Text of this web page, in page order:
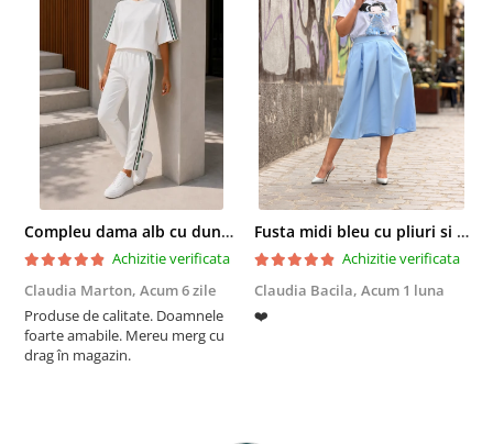
Compleu dama alb cu dungi laterale in nuante de verde si negru
Achizitie verificata
Claudia Marton, Acum 6 zile
Produse de calitate. Doamnele
foarte amabile. Mereu merg cu
drag în magazin.
Fusta midi bleu cu pliuri si buzunare
Achizitie verificata
Claudia Bacila, Acum 1 luna
❤️